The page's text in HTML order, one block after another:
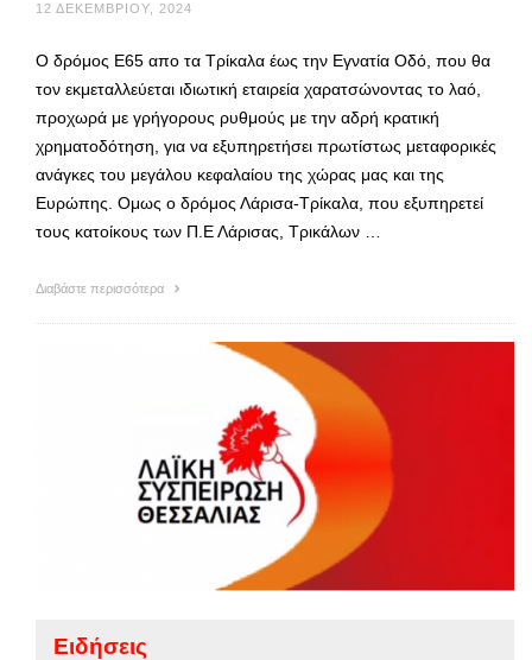
12 ΔΕΚΕΜΒΡΊΟΥ, 2024
Ο δρόμος Ε65 απο τα Τρίκαλα έως την Εγνατία Οδό, που θα
τον εκμεταλλεύεται ιδιωτική εταιρεία χαρατσώνοντας το λαό,
προχωρά με γρήγορους ρυθμούς με την αδρή κρατική
χρηματοδότηση, για να εξυπηρετήσει πρωτίστως μεταφορικές
ανάγκες του μεγάλου κεφαλαίου της χώρας μας και της
Ευρώπης. Ομως ο δρόμος Λάρισα-Τρίκαλα, που εξυπηρετεί
τους κατοίκους των Π.Ε Λάρισας, Τρικάλων …
Διαβάστε περισσότερα
Ειδήσεις